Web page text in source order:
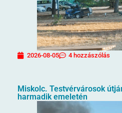
2026-08-05 4 hozzászólás
Miskolc. Testvérvárosok
harmadik emeletén